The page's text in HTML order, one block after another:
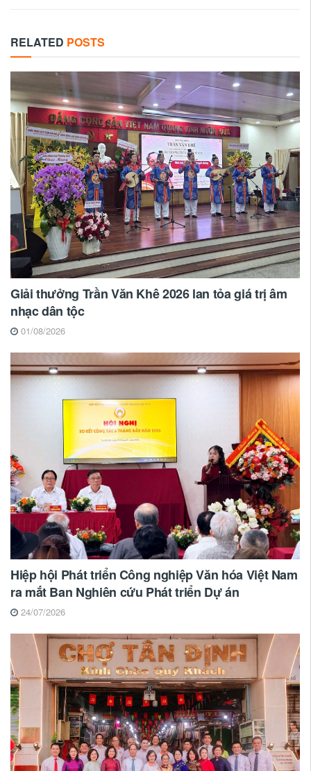
RELATED POSTS
Giải thưởng Trần Văn Khê 2026 lan tỏa giá trị âm
nhạc dân tộc
01/08/2026
Hiệp hội Phát triển Công nghiệp Văn hóa Việt Nam
ra mắt Ban Nghiên cứu Phát triển Dự án
24/07/2026